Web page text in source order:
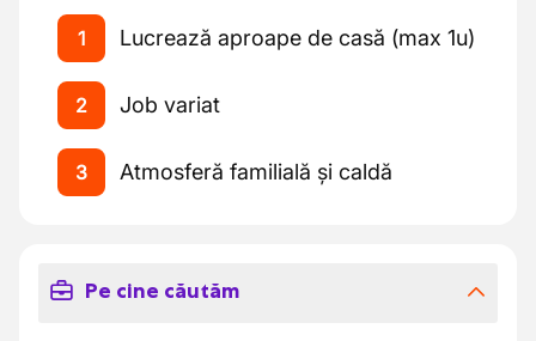
1 Lucrează aproape de casă (max 1u)
2 Job variat
3 Atmosferă familială și caldă
Pe cine căutăm